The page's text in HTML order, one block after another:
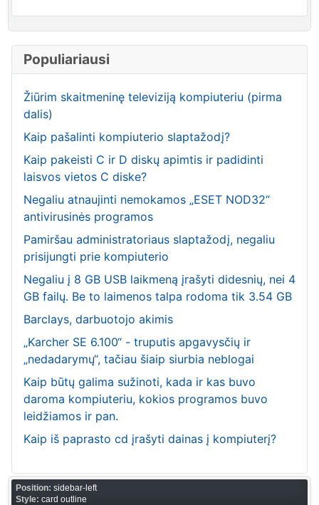
Populiariausi
Žiūrim skaitmeninę televiziją kompiuteriu (pirma
dalis)
Kaip pašalinti kompiuterio slaptažodį?
Kaip pakeisti C ir D diskų apimtis ir padidinti
laisvos vietos C diske?
Negaliu atnaujinti nemokamos „ESET NOD32“
antivirusinės programos
Pamiršau administratoriaus slaptažodį, negaliu
prisijungti prie kompiuterio
Negaliu į 8 GB USB laikmeną įrašyti didesnių, nei 4
GB failų. Be to laimenos talpa rodoma tik 3.54 GB
Barclays, darbuotojo akimis
„Karcher SE 6.100“ - truputis apgavysčių ir
„nedadarymų“, tačiau šiaip siurbia neblogai
Kaip būtų galima sužinoti, kada ir kas buvo
daroma kompiuteriu, kokios programos buvo
leidžiamos ir pan.
Kaip iš paprasto cd įrašyti dainas į kompiuterį?
Position: sidebar-left
Style: card outline